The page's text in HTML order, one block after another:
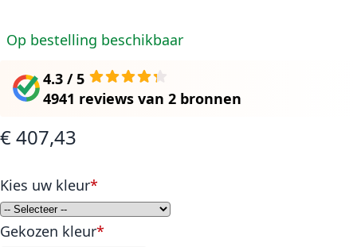
Op bestelling beschikbaar
4.3 / 5
4941 reviews van 2 bronnen
€ 407,43
Kies uw kleur
Gekozen kleur